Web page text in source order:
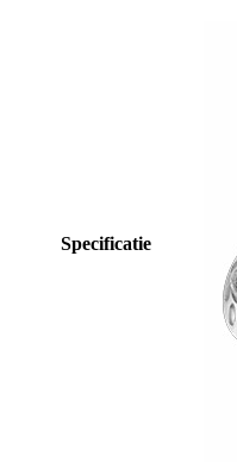
Specificatie